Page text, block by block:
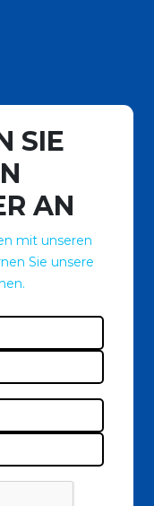
SIE
AN
mit unseren
Sie unsere